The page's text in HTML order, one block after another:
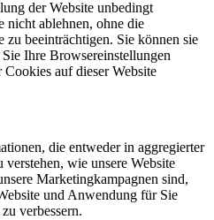
der Website unbedingt
nicht ablehnen, ohne die
zu beeinträchtigen. Sie können sie
Ihre Browsereinstellungen
auf dieser Website
die entweder in aggregierter
wie unsere Website
Marketingkampagnen sind,
und Anwendung für Sie
verbessern.